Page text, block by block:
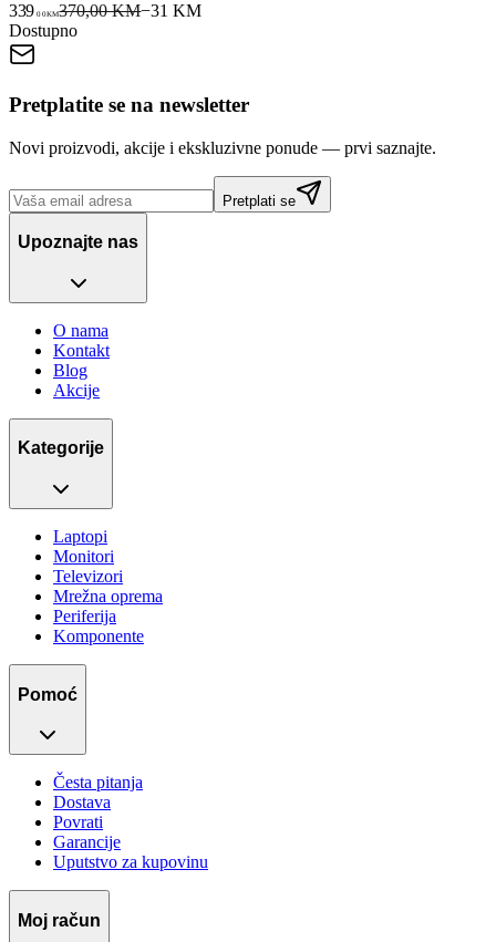
339 00KM370,00 KM−31 KM
Dostupno
Pretplatite se na newsletter
Novi proizvodi, akcije i ekskluzivne ponude — prvi saznajte.
Pretplati se
Upoznajte nas
O nama
Kontakt
Blog
Akcije
Kategorije
Laptopi
Monitori
Televizori
Mrežna oprema
Periferija
Komponente
Pomoć
Česta pitanja
Dostava
Povrati
Garancije
Uputstvo za kupovinu
Moj račun